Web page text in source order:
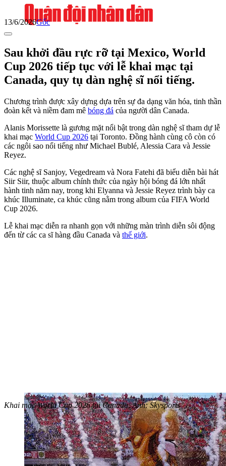
13/6/2026Gốc
Sau khởi đầu rực rỡ tại Mexico, World
Cup 2026 tiếp tục với lễ khai mạc tại
Canada, quy tụ dàn nghệ sĩ nổi tiếng.
Chương trình được xây dựng dựa trên sự đa dạng văn hóa, tinh thần
đoàn kết và niềm đam mê bóng đá của người dân Canada.
Alanis Morissette là gương mặt nổi bật trong dàn nghệ sĩ tham dự lễ
khai mạc World Cup 2026 tại Toronto. Đồng hành cùng cô còn có
các ngôi sao nổi tiếng như Michael Bublé, Alessia Cara và Jessie
Reyez.
Các nghệ sĩ Sanjoy, Vegedream và Nora Fatehi đã biểu diễn bài hát
Siir Siir, thuộc album chính thức của ngày hội bóng đá lớn nhất
hành tinh năm nay, trong khi Elyanna và Jessie Reyez trình bày ca
khúc Illuminate, ca khúc cũng nằm trong album của FIFA World
Cup 2026.
Lễ khai mạc diễn ra nhanh gọn với những màn trình diễn sôi động
đến từ các ca sĩ hàng đầu Canada và thế giới.
Khai mạc World Cup 2026 tại Canada. Ảnh: Skysports